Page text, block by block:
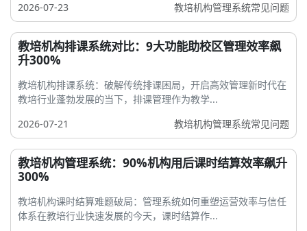
2026-07-23
教培机构管理系统常见问题
教培机构排课系统对比：9大功能助校区管理效率飙
升300%
教培机构排课系统：破解传统排课困局，开启高效管理新时代在
教培行业蓬勃发展的当下，排课管理作为教学...
2026-07-21
教培机构管理系统常见问题
教培机构管理系统：90%机构用后课时结算效率飙升
300%
教培机构课时结算难题破局：管理系统如何重塑运营效率与信任
体系在教培行业快速发展的今天，课时结算作...